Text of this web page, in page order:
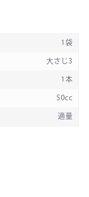
1袋
大さじ3
1本
50cc
適量